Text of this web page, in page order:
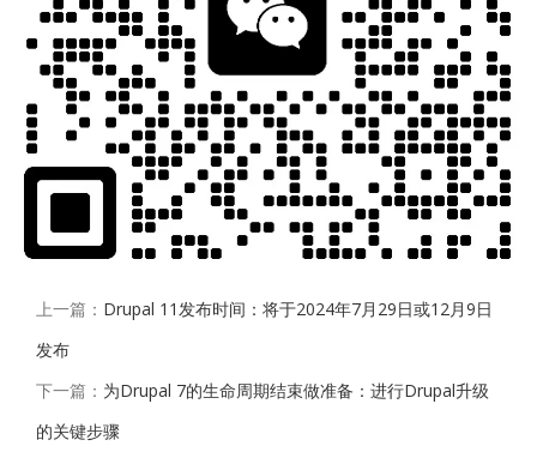
上一篇： Drupal 11发布时间：将于2024年7月29日或12月9日
发布
下一篇： 为Drupal 7的生命周期结束做准备：进行Drupal升级
的关键步骤